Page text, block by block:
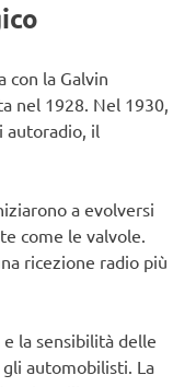
con la Galvin
nel 1928. Nel 1930,
autoradio, il
a evolversi
come le valvole.
ricezione radio più
la sensibilità delle
automobilisti. La